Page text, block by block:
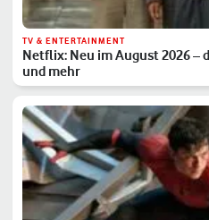
TV & ENTERTAINMENT
Netflix: Neu im August 2026 –
und mehr